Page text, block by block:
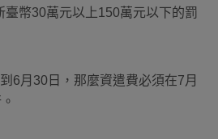
臺幣30萬元以上150萬元以下的罰
6月30日，那麼資遣費必須在7月